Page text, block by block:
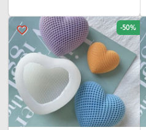
favorite_border -50%